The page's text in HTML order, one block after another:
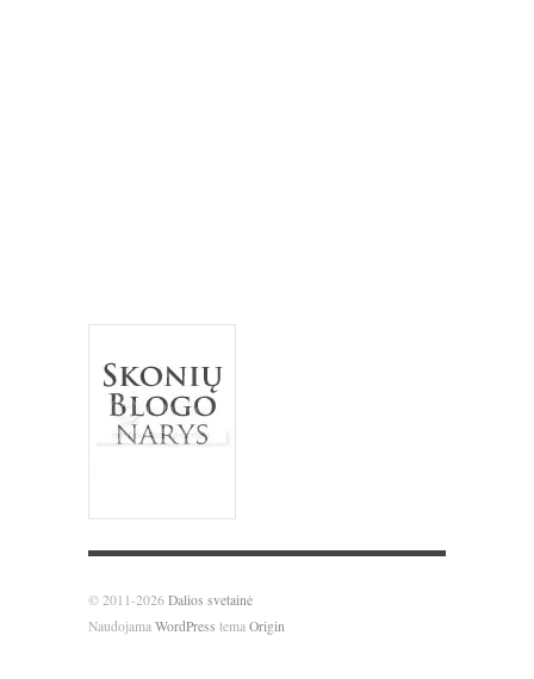
© 2011-2026 Dalios svetainė
Naudojama WordPress tema Origin